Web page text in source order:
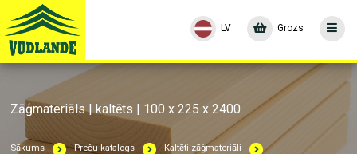
Grozs
LV
Zāģmateriāls | kaltēts | 100 x 225 x 2400
Sākums Preču katalogs
Kaltēti zāģmateriāli